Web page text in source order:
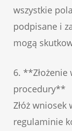
wszystkie
podpisane i
mogą
6.
procedury**
Złóż
regulaminie